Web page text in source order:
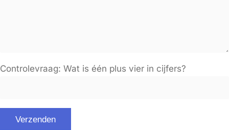
Controlevraag: Wat is één plus vier in cijfers?